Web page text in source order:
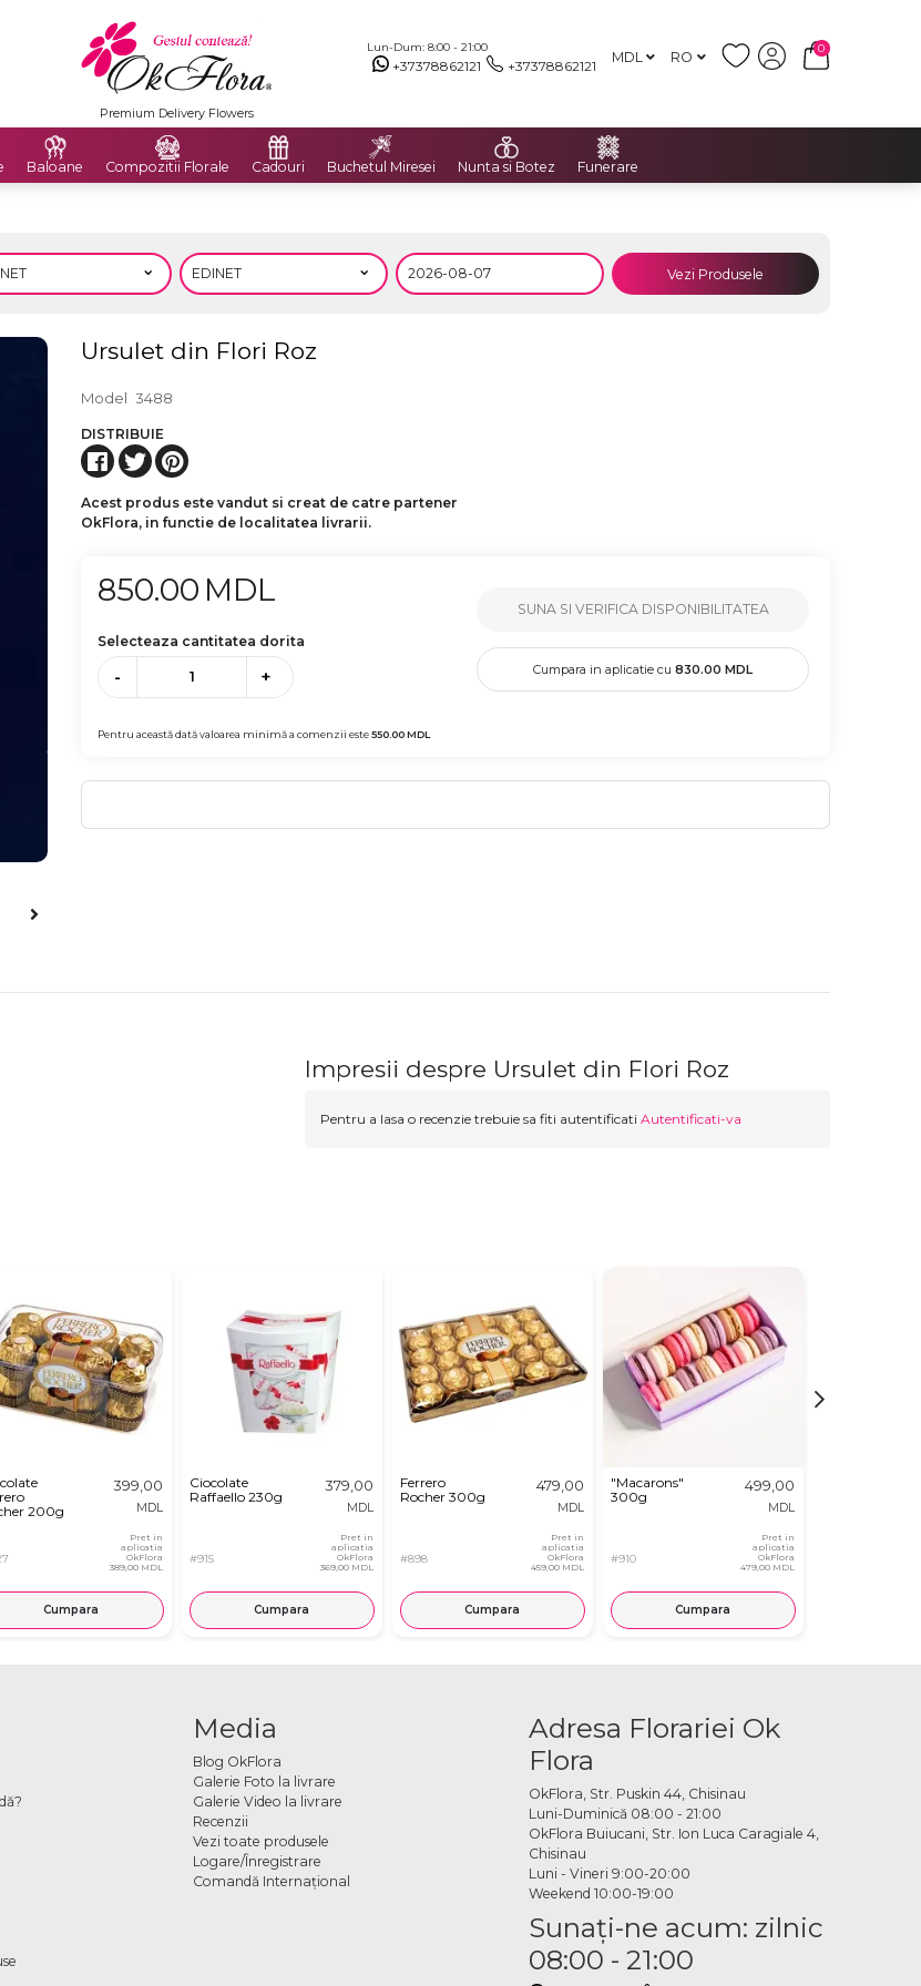
Lun-Dum: 8:00 - 21:00
+37378862121 +37378862121 MDL RO
0
Premium Delivery Flowers
Baloane Compozitii Florale Cadouri Buchetul Miresei Nunta si Botez Funerare
Vezi Produsele
Ursulet din Flori Roz
Model 3488
DISTRIBUIE
Acest produs este vandut si creat de catre partener
OkFlora, in functie de localitatea livrarii.
850.00 MDL
Selecteaza cantitatea dorita
- +
Pentru această dată valoarea minimă a comenzii este550.00MDL
SUNA SI VERIFICA DISPONIBILITATEA
Cumpara in aplicatie cu830.00 MDL
Impresii despre Ursulet din Flori Roz
Pentru a lasa o recenzie trebuie sa fiti autentificati Autentificati-va
200g
399,00
MDL
Pret in
aplicatia
OkFlora
389,00 MDL
Cumpara
Ciocolate
Raffaello 230g
#915
379,00
MDL
Pret in
aplicatia
OkFlora
369,00 MDL
Cumpara
Ferrero
Rocher 300g
#898
479,00
MDL
Pret in
aplicatia
OkFlora
459,00 MDL
Cumpara
"Macarons"
300g
#910
499,00
MDL
Pret in
aplicatia
OkFlora
479,00 MDL
Cumpara
Media
Blog OkFlora
Galerie Foto la livrare
Galerie Video la livrare
Recenzii
Vezi toate produsele
Logare/Înregistrare
Comandă Internațional
Adresa Florariei Ok
Flora
OkFlora, Str. Puskin 44, Chisinau
Luni-Duminică 08:00 - 21:00
OkFlora Buiucani, Str. Ion Luca Caragiale 4,
Chisinau
Luni - Vineri 9:00-20:00
Weekend 10:00-19:00
Sunaţi-ne acum: zilnic
08:00 - 21:00